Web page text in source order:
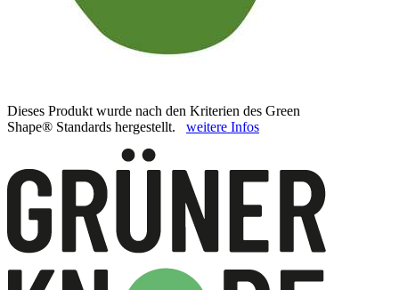
Dieses Produkt wurde nach den Kriterien des Green
Shape® Standards hergestellt. weitere Infos